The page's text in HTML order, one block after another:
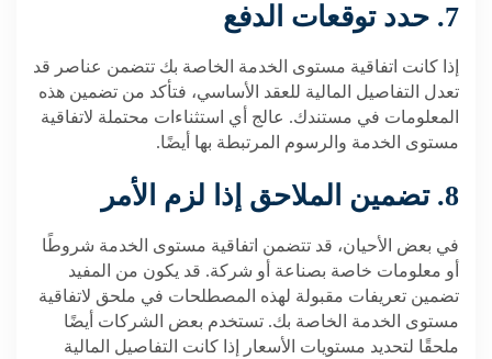
7. حدد توقعات الدفع
إذا كانت اتفاقية مستوى الخدمة الخاصة بك تتضمن عناصر قد
تعدل التفاصيل المالية للعقد الأساسي، فتأكد من تضمين هذه
المعلومات في مستندك. عالج أي استثناءات محتملة لاتفاقية
مستوى الخدمة والرسوم المرتبطة بها أيضًا.
8. تضمين الملاحق إذا لزم الأمر
في بعض الأحيان، قد تتضمن اتفاقية مستوى الخدمة شروطًا
أو معلومات خاصة بصناعة أو شركة. قد يكون من المفيد
تضمين تعريفات مقبولة لهذه المصطلحات في ملحق لاتفاقية
مستوى الخدمة الخاصة بك. تستخدم بعض الشركات أيضًا
ملحقًا لتحديد مستويات الأسعار إذا كانت التفاصيل المالية